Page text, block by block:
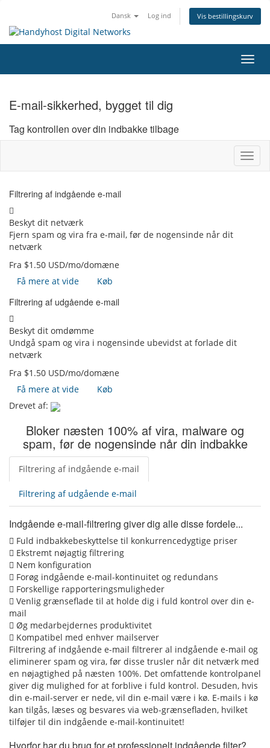
Dansk Log ind Vis bestillingskurv
Skift
E-mail-sikkerhed, bygget til dig
Tag kontrollen over din indbakke tilbage
Skift
Filtrering af indgående e-mail
Beskyt dit netværk
Fjern spam og vira fra e-mail, før de nogensinde når dit
netværk
Fra $1.50 USD/mo/domæne
Få mere at vide
Køb
Filtrering af udgående e-mail
Beskyt dit omdømme
Undgå spam og vira i nogensinde ubevidst at forlade dit
netværk
Fra $1.50 USD/mo/domæne
Få mere at vide
Køb
Drevet af:
Bloker næsten 100% af vira, malware og
spam, før de nogensinde når din indbakke
Filtrering af indgående e-mail
Filtrering af udgående e-mail
Indgående e-mail-filtrering giver dig alle disse fordele...
Fuld indbakkebeskyttelse til konkurrencedygtige priser
Ekstremt nøjagtig filtrering
Nem konfiguration
Forøg indgående e-mail-kontinuitet og redundans
Forskellige rapporteringsmuligheder
Venlig grænseflade til at holde dig i fuld kontrol over din e-
mail
Øg medarbejdernes produktivitet
Kompatibel med enhver mailserver
Filtrering af indgående e-mail filtrerer al indgående e-mail og
eliminerer spam og vira, før disse trusler når dit netværk med
en nøjagtighed på næsten 100%. Det omfattende kontrolpanel
giver dig mulighed for at forblive i fuld kontrol. Desuden, hvis
din e-mail-server er nede, vil din e-mail være i kø. E-mails i kø
kan tilgås, læses og besvares via web-grænsefladen, hvilket
tilføjer til din indgående e-mail-kontinuitet!